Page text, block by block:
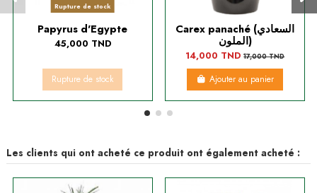
Rupture de stock
Papyrus d'Egypte
45,000 TND
Rupture de stock
Carex panaché (السعادي
الملون)
14,000 TND17,000 TND
Ajouter au panier
Les clients qui ont acheté ce produit ont également acheté :